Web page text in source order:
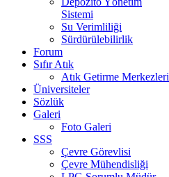
Sistemi
Su Verimliliği
Sürdürülebilirlik
Forum
Sıfır Atık
Atık Getirme Merkezleri
Üniversiteler
Sözlük
Galeri
Foto Galeri
SSS
Çevre Görevlisi
Çevre Mühendisliği